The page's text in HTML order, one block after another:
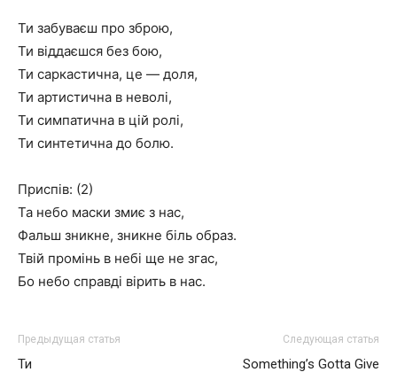
Ти забуваєш про зброю,
Ти віддаєшся без бою,
Ти саркастична, це — доля,
Ти артистична в неволі,
Ти симпатична в цій ролі,
Ти синтетична до болю.
Приспів: (2)
Та небо маски змиє з нас,
Фальш зникне, зникне біль образ.
Твій промінь в небі ще не згас,
Бо небо справді вірить в нас.
Предыдущая статья
Ти
Следующая статья
Something’s Gotta Give